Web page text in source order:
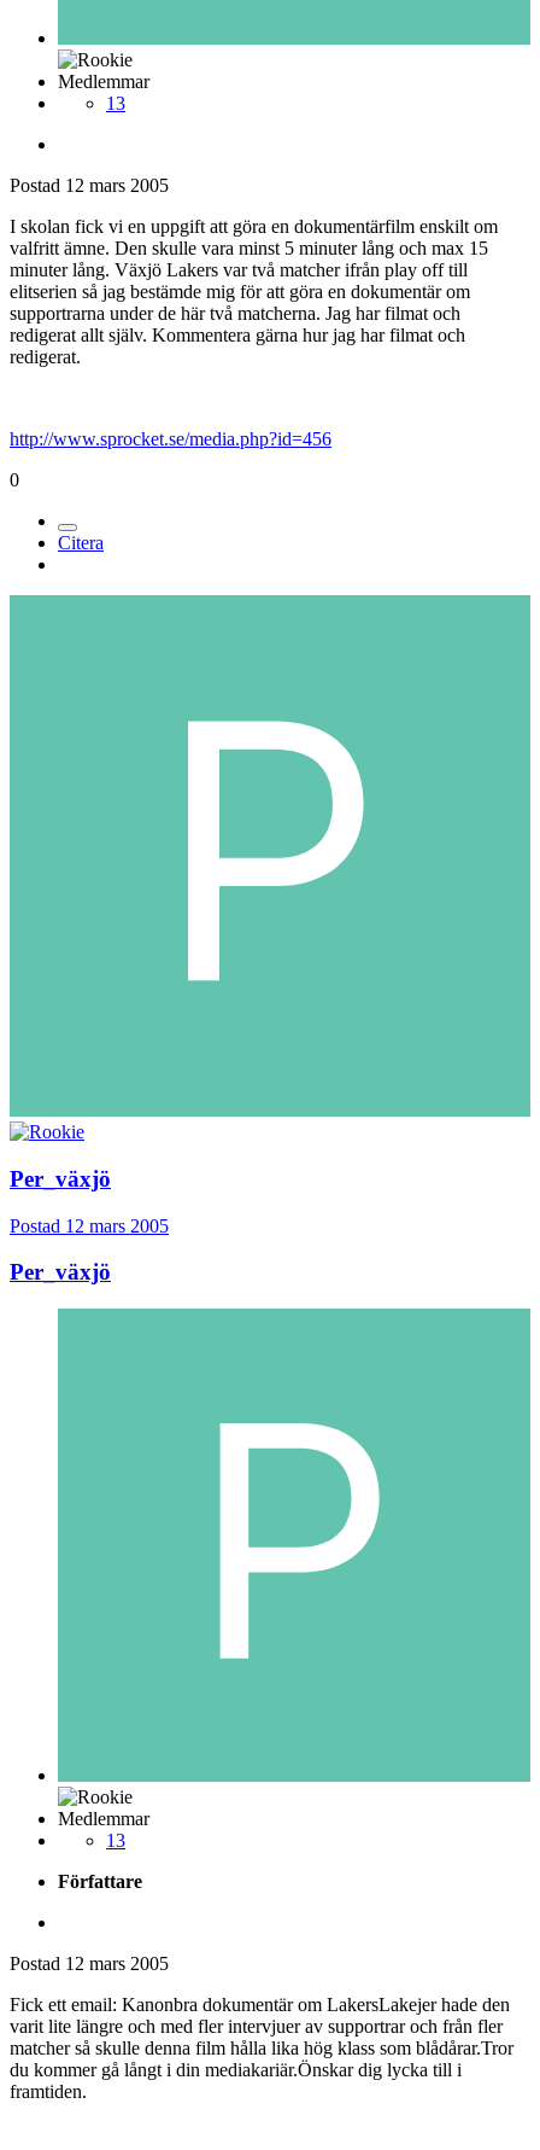
Medlemmar
13
Postad 12 mars 2005
I skolan fick vi en uppgift att göra en dokumentärfilm enskilt om
valfritt ämne. Den skulle vara minst 5 minuter lång och max 15
minuter lång. Växjö Lakers var två matcher ifrån play off till
elitserien så jag bestämde mig för att göra en dokumentär om
supportrarna under de här två matcherna. Jag har filmat och
redigerat allt själv. Kommentera gärna hur jag har filmat och
redigerat.
http://www.sprocket.se/media.php?id=456
0
Citera
Per_växjö
Postad 12 mars 2005
Per_växjö
Medlemmar
13
Författare
Postad 12 mars 2005
Fick ett email: Kanonbra dokumentär om LakersLakejer hade den
varit lite längre och med fler intervjuer av supportrar och från fler
matcher så skulle denna film hålla lika hög klass som blådårar.Tror
du kommer gå långt i din mediakariär.Önskar dig lycka till i
framtiden.